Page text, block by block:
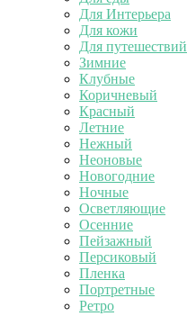
Для Интерьера
Для кожи
Для путешествий
Зимние
Клубные
Коричневый
Красный
Летние
Нежный
Неоновые
Новогодние
Ночные
Осветляющие
Осенние
Пейзажный
Персиковый
Пленка
Портретные
Ретро